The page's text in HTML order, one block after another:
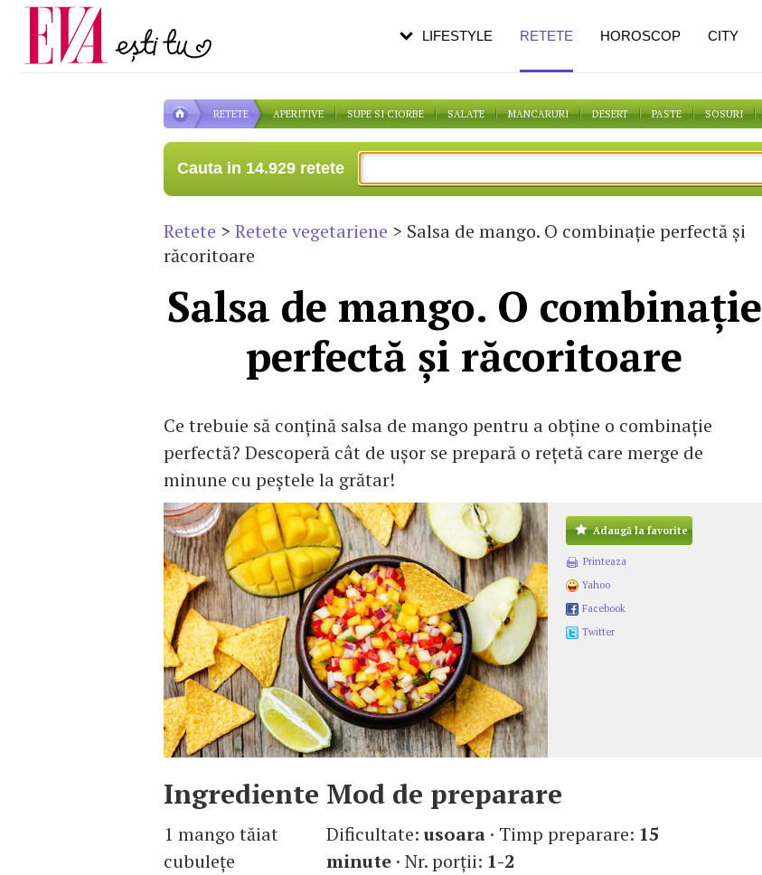
RETETE APERITIVE SUPE SI CIORBE SALATE MANCARURI DESERT PASTE SOSURI
Cauta in 14.929 retete
Retete > Retete vegetariene > Salsa de mango. O combinaţie perfectă şi
răcoritoare
Salsa de mango. O combinaţie
perfectă şi răcoritoare
Ce trebuie să conţină salsa de mango pentru a obţine o combinaţie
perfectă? Descoperă cât de uşor se prepară o reţetă care merge de
minune cu peştele la grătar!
Adaugă la favorite
Printeaza
Yahoo
Facebook
Twitter
Ingrediente
1 mango tăiat
cubuleţe
Mod de preparare
Dificultate:usoara · Timp preparare: 15
minute · Nr. porţii: 1-2
LIFESTYLE RETETE HOROSCOP CITY
Carieră
Actualitate